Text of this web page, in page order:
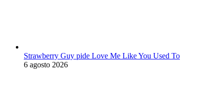
Strawberry Guy pide Love Me Like You Used To
6 agosto 2026